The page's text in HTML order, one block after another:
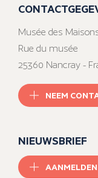
Musée des
Rue du musée
25360 Nancray -
NEEM
NIEUWSBRIEF
AANMELDEN